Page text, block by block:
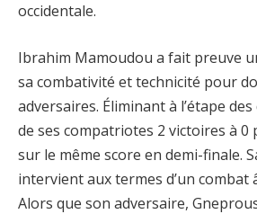
occidentale.
Ibrahim Mamoudou a fait preuve
sa combativité et technicité pour
adversaires. Éliminant à l’étape
de ses compatriotes 2 victoires à 0
sur le même score en demi-finale.
intervient aux termes d’un combat
Alors que son adversaire,